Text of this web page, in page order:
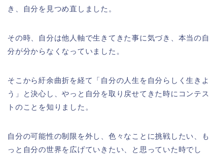
き、自分を見つめ直しました。
その時、自分は他人軸で生きてきた事に気づき、本当の自
分が分からなくなっていました。
そこから紆余曲折を経て「自分の人生を自分らしく生きよ
う」と決心し、やっと自分を取り戻せてきた時にコンテス
トのことを知りました。
自分の可能性の制限を外し、色々なことに挑戦したい、も
っと自分の世界を広げていきたい、と思っていた時でし